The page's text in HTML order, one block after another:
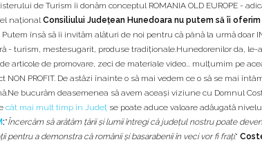
de Turism îi donăm conceptul ROMANIA OLD EUROPE -
național Consiliului Județean Hunedoara nu putem să îi
însă să îi invităm alături de noi pentru că până la urmă doar
- turism, mestesugarit, produse tradiționale.Hunedorenilor da, le-
articole de promovare, zeci de materiale video... mulțumim pe
NON PROFIT. De astăzi înainte o să mai vedem ce o să se mai
bucurăm deasemenea să avem aceași viziune cu Domnul
cât mai mult timp în Județ se poate aduce valoare adăugată
:"Încercăm să arătăm țării și lumii întregi că județul nostru poate
pentru a demonstra că românii și basarabenii în veci vor fi frați."